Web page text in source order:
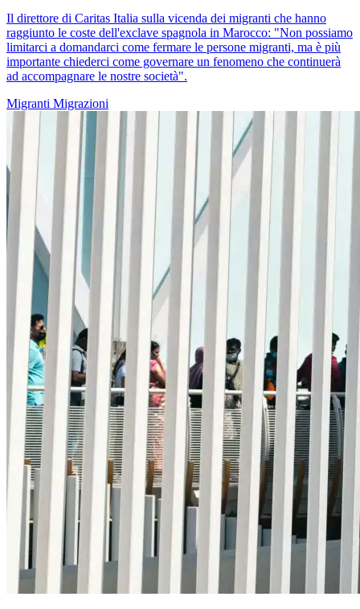
Il direttore di Caritas Italia sulla vicenda dei migranti che hanno
raggiunto le coste dell'exclave spagnola in Marocco: "Non possiamo
limitarci a domandarci come fermare le persone migranti, ma è più
importante chiederci come governare un fenomeno che continuerà
ad accompagnare le nostre società".
Migranti Migrazioni